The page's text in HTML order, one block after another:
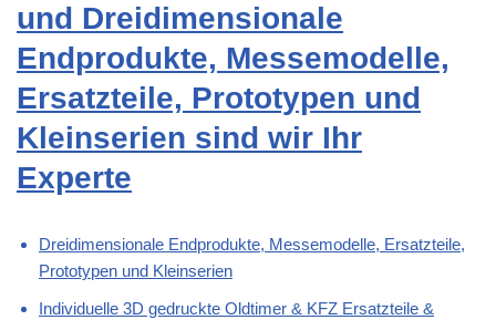
und Dreidimensionale
Endprodukte, Messemodelle,
Ersatzteile, Prototypen und
Kleinserien sind wir Ihr
Experte
Dreidimensionale Endprodukte, Messemodelle, Ersatzteile,
Prototypen und Kleinserien
Individuelle 3D gedruckte Oldtimer & KFZ Ersatzteile &